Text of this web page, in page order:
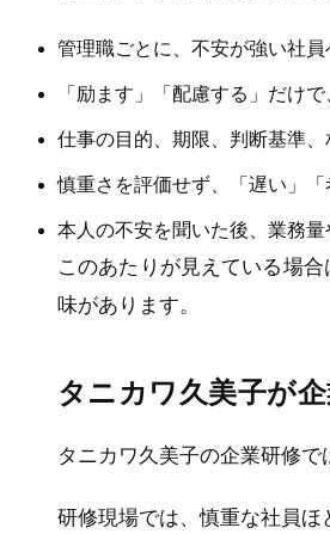
管理職ごとに、不安が強い社
「励ます」「配慮する」だけ
仕事の目的、期限、判断基準
慎重さを評価せず、「遅い」
本人の不安を聞いた後、業務
このあたりが見えている場
味があります。
タニカワ久美子が
タニカワ久美子の企業研修
研修現場では、慎重な社員